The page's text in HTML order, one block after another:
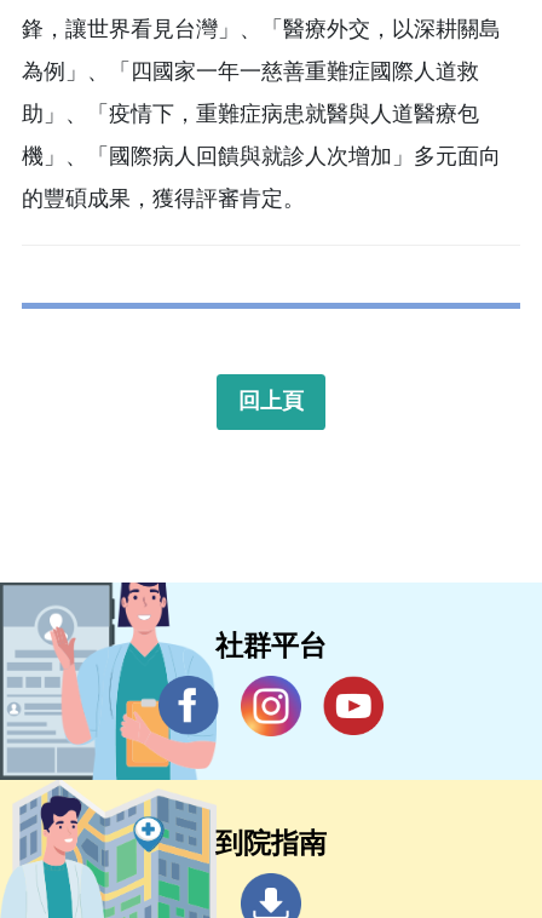
鋒，讓世界看見台灣」、「醫療外交，以深耕關島
為例」、「四國家一年一慈善重難症國際人道救
助」、「疫情下，重難症病患就醫與人道醫療包
機」、「國際病人回饋與就診人次增加」多元面向
的豐碩成果，獲得評審肯定。
回上頁
社群平台
到院指南